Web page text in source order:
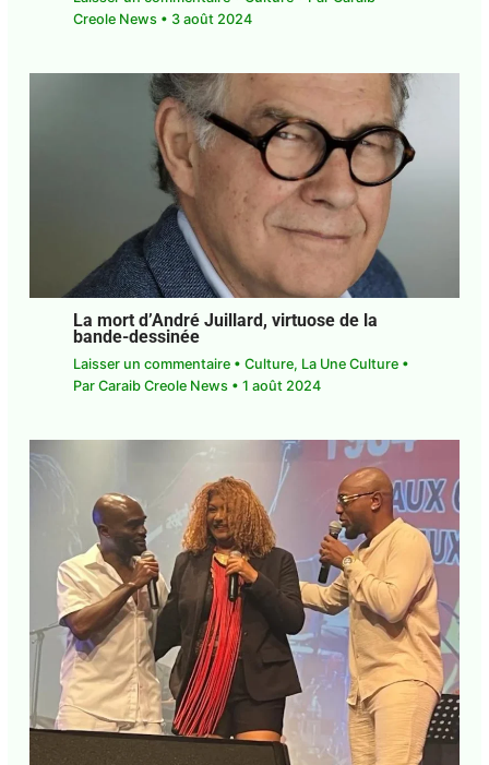
Laisser un commentaire •Culture
La mort d’André Juillard, virtuose de la
bande-dessinée
Laisser un commentaire Culture, La Une Culture
• ParCaraib Creole News • 1 août 2024